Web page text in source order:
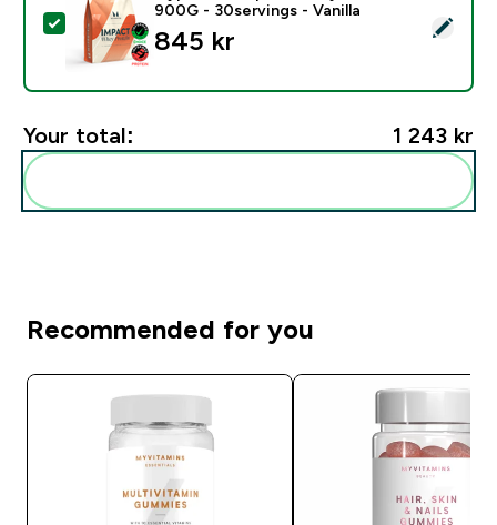
Select this product - Myprotein Impact Whey
900G - 30servings - Vanilla
845 kr‎
Your total: 1 243 kr‎
Recommended for you